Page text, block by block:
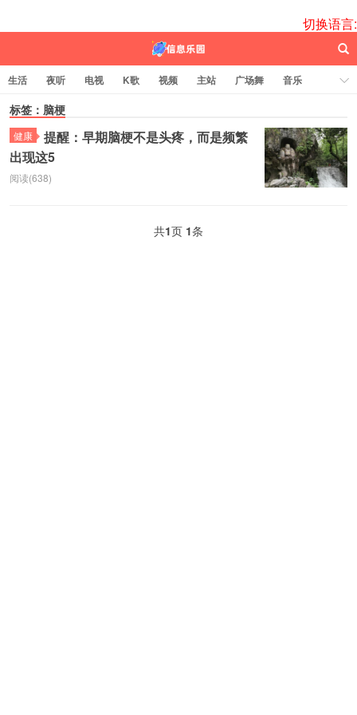
切换语言:
生活 夜听 电视 K歌 视频 主站 广场舞
音乐
歌曲
电台
标签：脑梗
健康
提醒：早期脑梗不是头疼，而是频繁
出现这5
阅读(638)
共1页 1条